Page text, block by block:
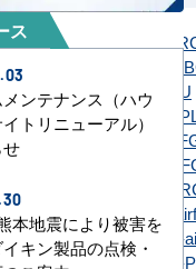
SSRC56DNT
芝）
GUXA056131MUB
GUXA05613P1XU
PLZ-ZRMP56G6
PLZ-
PLZ-
FDTCZ566H6S-
FDTZ566HK6SA-
PA-P56U7GC
ス
ンテナンス（ハウ
トリニューアル）
本地震により被害を
キン製品の点検・